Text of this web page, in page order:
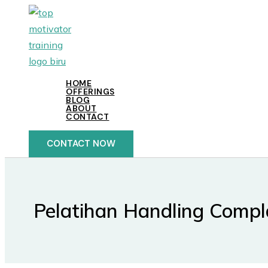
Lewati
konten
HOME
OFFERINGS
BLOG
ABOUT
CONTACT
CONTACT NOW
Pelatihan Handling